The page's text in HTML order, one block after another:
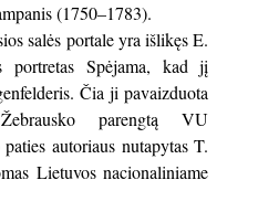
(1750–1783).
salės portale yra išlikęs E.
portretas Spėjama, kad jį
Čia ji pavaizduota
parengtą VU
autoriaus nutapytas T.
Lietuvos nacionaliniame